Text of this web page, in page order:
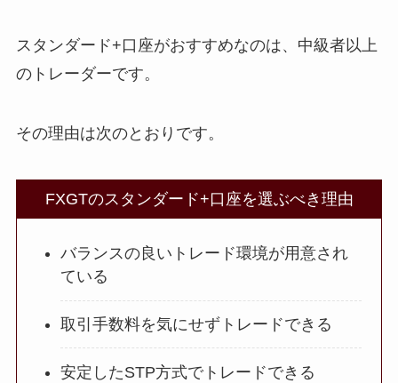
スタンダード+口座がおすすめなのは、中級者以上
のトレーダーです。
その理由は次のとおりです。
FXGTのスタンダード+口座を選ぶべき理由
バランスの良いトレード環境が用意され
ている
取引手数料を気にせずトレードできる
安定したSTP方式でトレードできる